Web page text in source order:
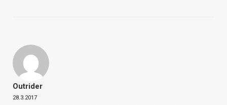
Outrider
28.3.2017